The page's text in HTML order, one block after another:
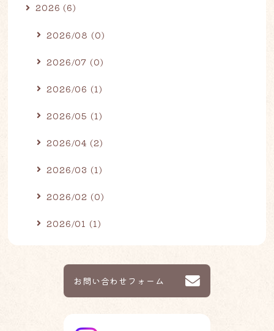
2026 (6)
2026/08 (0)
2026/07 (0)
2026/06 (1)
2026/05 (1)
2026/04 (2)
2026/03 (1)
2026/02 (0)
2026/01 (1)
お問い合わせフォーム